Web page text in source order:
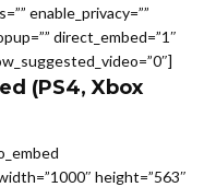
enable_privacy=””
direct_embed=”1″
(PS4, Xbox
height=”563″